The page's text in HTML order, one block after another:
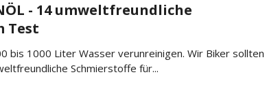
- 14 umweltfreundliche
Test
bis 1000 Liter Wasser verunreinigen. Wir Biker sollten
Schmierstoffe für...